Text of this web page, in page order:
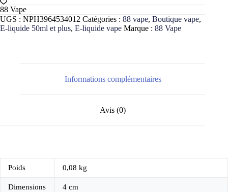
gaspi
destock
6,50 €
à
10,69 €
6,29 €
à
10,34 €
5,94 €
à
88 Vape
UGS : NPH3964534012 Catégories : 88 vape, Boutique vape,
E-liquide 50ml et plus, E-liquide vape Marque : 88 Vape
Informations complémentaires
Avis (0)
Poids 0,08 kg
Dimensions 4 cm